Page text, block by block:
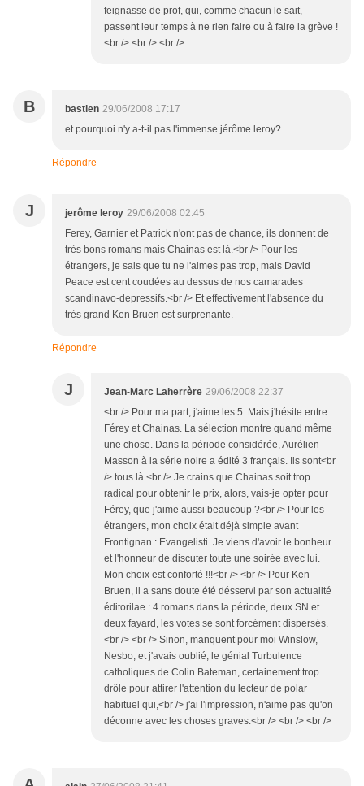
feignasse de prof, qui, comme chacun le sait,
passent leur temps à ne rien faire ou à faire la grève !
<br /> <br /> <br />
B bastien 29/06/2008 17:17
et pourquoi n'y a-t-il pas l'immense jérôme leroy?
Répondre
J jerôme leroy 29/06/2008 02:45
Ferey, Garnier et Patrick n'ont pas de chance, ils donnent de
très bons romans mais Chainas est là.<br /> Pour les
étrangers, je sais que tu ne l'aimes pas trop, mais David
Peace est cent coudées au dessus de nos camarades
scandinavo-depressifs.<br /> Et effectivement l'absence du
très grand Ken Bruen est surprenante.
Répondre
J Jean-Marc Laherrère 29/06/2008 22:37
<br /> Pour ma part, j'aime les 5. Mais j'hésite entre
Férey et Chainas. La sélection montre quand même
une chose. Dans la période considérée, Aurélien
Masson à la série noire a édité 3 français. Ils sont<br
/> tous là.<br /> Je crains que Chainas soit trop
radical pour obtenir le prix, alors, vais-je opter pour
Férey, que j'aime aussi beaucoup ?<br /> Pour les
étrangers, mon choix était déjà simple avant
Frontignan : Evangelisti. Je viens d'avoir le bonheur
et l'honneur de discuter toute une soirée avec lui.
Mon choix est conforté !!!<br /> <br /> Pour Ken
Bruen, il a sans doute été désservi par son actualité
éditorilae : 4 romans dans la période, deux SN et
deux fayard, les votes se sont forcément dispersés.
<br /> <br /> Sinon, manquent pour moi Winslow,
Nesbo, et j'avais oublié, le génial Turbulence
catholiques de Colin Bateman, certainement trop
drôle pour attirer l'attention du lecteur de polar
habituel qui,<br /> j'ai l'impression, n'aime pas qu'on
déconne avec les choses graves.<br /> <br /> <br />